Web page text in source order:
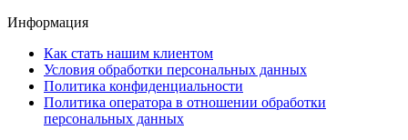
Информация
Как стать нашим клиентом
Условия обработки персональных данных
Политика конфиденциальности
Политика оператора в отношении обработки
персональных данных